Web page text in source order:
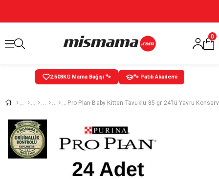
0
2.504KG Mama Bağışı 🐾 🐾 Patili Akademi
Pro Plan Baby Kitten Tavuklu 85 gr 24'lü Yavru